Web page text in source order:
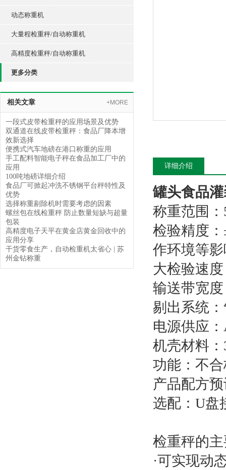
动态称重机
大量程检重秤/自动称重机
高精度检重秤/自动称重机
更多分类
相关文章 +MORE
一段式皮带检重秤的应用场景及优势
双通道在线皮带检重秤：食品厂降本增
效新选择
便携式汽车地磅在港口称重的应用
手工配料智能电子秤在食品加工厂中的
应用
100吨地磅详细介绍
食品厂可掀起冲洗不锈钢平台秤特性及
优势
选择称重剔除机时需要考虑的因素
螺丝包在线检重秤 防止数量短缺与超量
包装
高精度电子天平在黄金店黄金回收中的
应用分享
干货零食生产，自动检重机太省心 | 苏
州金钻称重
详细介绍
罐头食品
称重范围：
检验精度
作环境等
大检验速
输送带宽
剔出系统
电源供应
机壳材料
功能：不
产品配方
选配：U盘
检重秤的
·可实现动